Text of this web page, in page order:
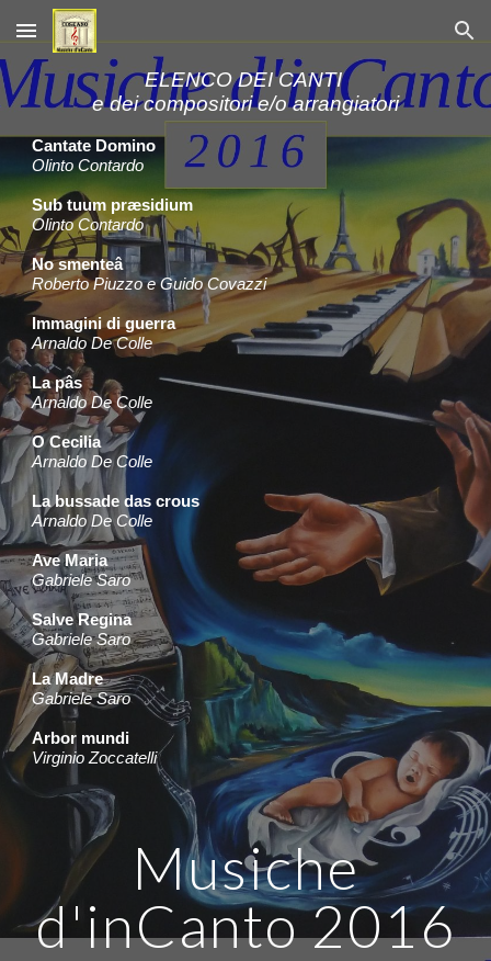
Skip to main content Skip to navigation
ELENCO DEI CANTI
e dei compositori e/o arrangiatori
Cantate Domino
Olinto Contardo
Sub tuum præsidium
Olinto Contardo
No smenteâ
Roberto Piuzzo e Guido Covazzi
Immagini di guerra
Arnaldo De Colle
La pâs
Arnaldo De Colle
O Cecilia
Arnaldo De Colle
La bussade das crous
Arnaldo De Colle
Ave Maria
Gabriele Saro
Salve Regina
Gabriele Saro
La Madre
Gabriele Saro
Arbor mundi
Virginio Zoccatelli
Musiche
d'inCanto2016